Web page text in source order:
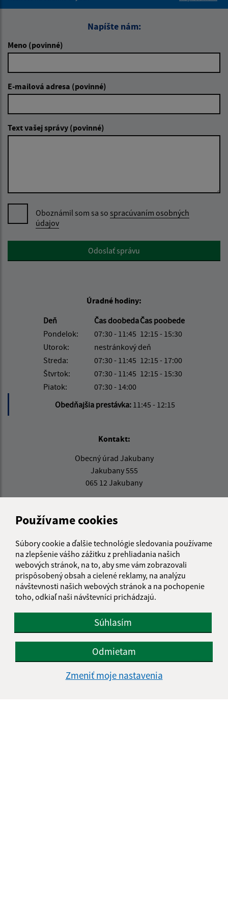
Používame cookies
Súbory cookie a ďalšie technológie sledovania používame
na zlepšenie vášho zážitku z prehliadania našich
webových stránok, na to, aby sme vám zobrazovali
prispôsobený obsah a cielené reklamy, na analýzu
návštevnosti našich webových stránok a na pochopenie
toho, odkiaľ naši návštevníci prichádzajú.
Súhlasím
Odmietam
Zmeniť moje nastavenia
Napíšte nám:
Meno (povinné)
E-mailová adresa (povinné)
Text vašej správy (povinné)
Oboznámil som sa so spracúvaním osobných
údajov
Google reCaptcha ResponseOdoslať správu
Úradné hodiny:
Deň
Čas doobedaČas poobede
Pondelok:
07:30 - 11:45 12:15 - 15:30
Utorok:
nestránkový deň
Streda:
07:30 - 11:45 12:15 - 17:00
Štvrtok:
07:30 - 11:45 12:15 - 15:30
Piatok:
07:30 - 14:00
Obedňajšia prestávka: 11:45 - 12:15
Kontakt:
Obecný úrad Jakubany
Jakubany 555
065 12 Jakubany
+421 524 283 651